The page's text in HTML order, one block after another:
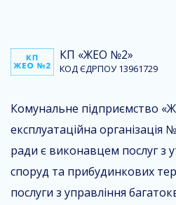
КП «ЖЕО №2»
КОД ЄДРПОУ 13961729
Комунальне підприємство
експлуатаційна організація
ради є виконавцем послуг з
споруд та прибудинкових
послуги з управління